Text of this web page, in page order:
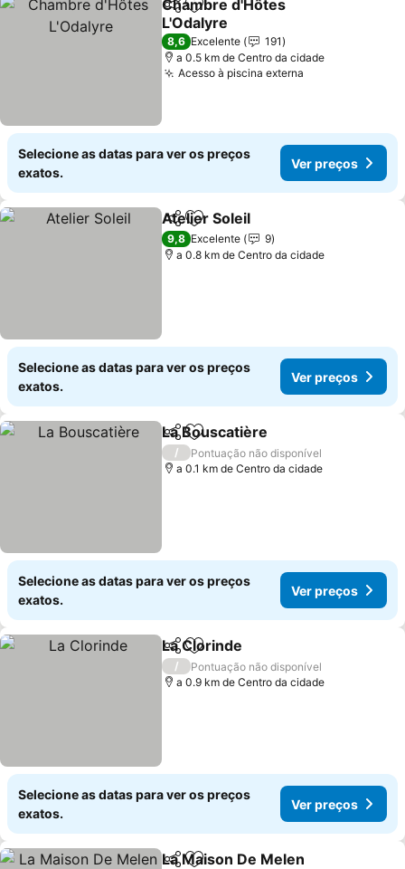
PartilharAdicionar aos favoritos
Chambre d'Hôtes
L'Odalyre
8,6 Excelente
191
a 0.5 km de Centro da cidade
Acesso à piscina externa
Selecione as datas para ver os preços
exatos.
Ver preços
PartilharAdicionar aos favoritos
Atelier Soleil
9,8 Excelente
9
a 0.8 km de Centro da cidade
Selecione as datas para ver os preços
exatos.
Ver preços
PartilharAdicionar aos favoritos
La Bouscatière
/
Pontuação não disponível
a 0.1 km de Centro da cidade
Selecione as datas para ver os preços
exatos.
Ver preços
PartilharAdicionar aos favoritos
La Clorinde
/
Pontuação não disponível
a 0.9 km de Centro da cidade
Selecione as datas para ver os preços
exatos.
Ver preços
La Maison De Melen